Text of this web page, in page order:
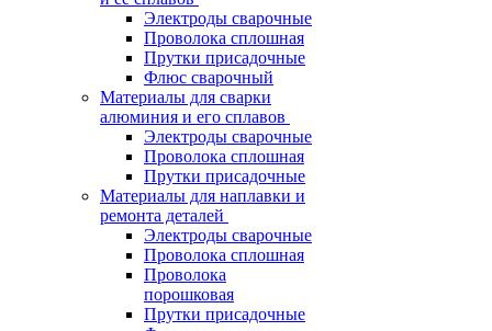
Электроды сварочные
Проволока сплошная
Прутки присадочные
Флюс сварочный
Материалы для сварки
алюминия и его сплавов
Электроды сварочные
Проволока сплошная
Прутки присадочные
Материалы для наплавки и
ремонта деталей
Электроды сварочные
Проволока сплошная
Проволока
порошковая
Прутки присадочные